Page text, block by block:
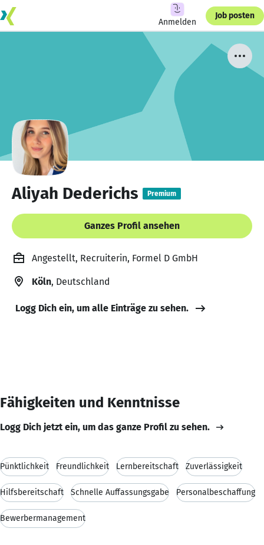
Anmelden
Job posten
Aliyah Dederichs Premium
Ganzes Profil ansehen
Angestellt, Recruiterin, Formel D GmbH
Köln, Deutschland
Logg Dich ein, um alle Einträge zu sehen.
Fähigkeiten und Kenntnisse
Logg Dich jetzt ein, um das ganze Profil zu sehen.
Pünktlichkeit Freundlichkeit Lernbereitschaft Zuverlässigkeit
Hilfsbereitschaft Schnelle Auffassungsgabe Personalbeschaffung
Bewerbermanagement